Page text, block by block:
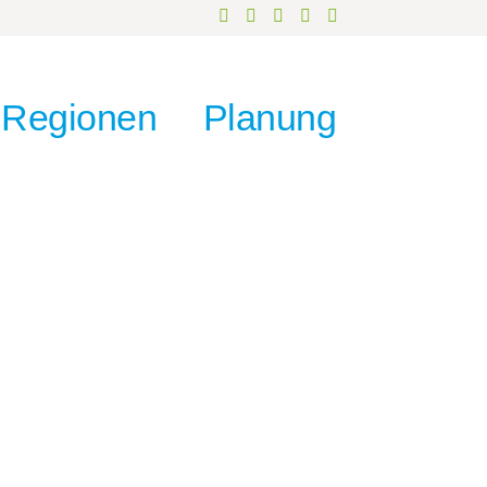
Regionen Planung